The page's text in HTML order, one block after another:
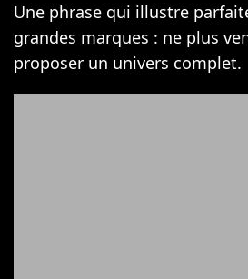
Une phrase qui illustre
grandes marques : ne plus
proposer un univers complet.